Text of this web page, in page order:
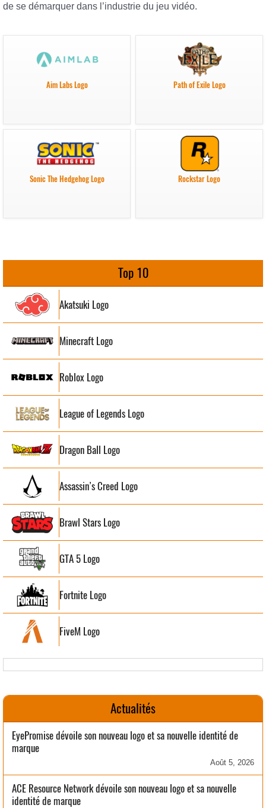
de se démarquer dans l’industrie du jeu vidéo.
Aim Labs Logo Path of Exile Logo
Sonic The Hedgehog Logo Rockstar Logo
Top 10
Akatsuki Logo
Minecraft Logo
Roblox Logo
League of Legends Logo
Dragon Ball Logo
Assassin’s Creed Logo
Brawl Stars Logo
GTA 5 Logo
Fortnite Logo
FiveM Logo
Actualités
EyePromise dévoile son nouveau logo et sa nouvelle identité de
marque
Août 5, 2026
ACE Resource Network dévoile son nouveau logo et sa nouvelle
identité de marque